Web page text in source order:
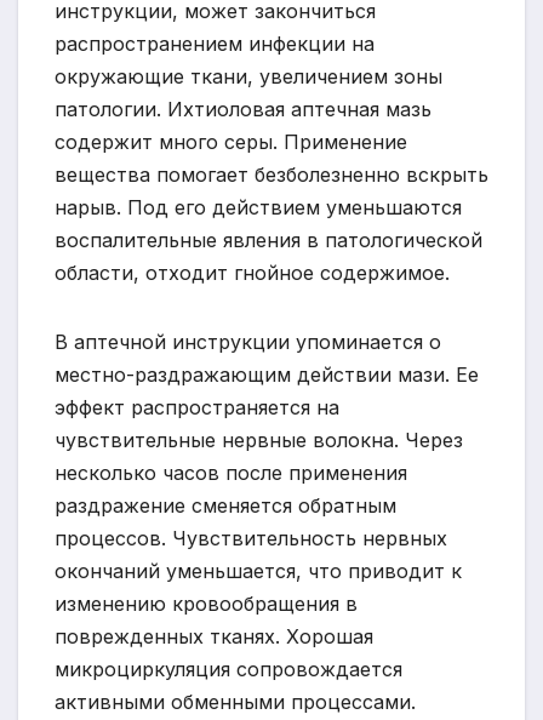
инструкции, может закончиться
распространением инфекции на
окружающие ткани, увеличением зоны
патологии. Ихтиоловая аптечная мазь
содержит много серы. Применение
вещества помогает безболезненно вскрыть
нарыв. Под его действием уменьшаются
воспалительные явления в патологической
области, отходит гнойное содержимое.
В аптечной инструкции упоминается о
местно-раздражающим действии мази. Ее
эффект распространяется на
чувствительные нервные волокна. Через
несколько часов после применения
раздражение сменяется обратным
процессов. Чувствительность нервных
окончаний уменьшается, что приводит к
изменению кровообращения в
поврежденных тканях. Хорошая
микроциркуляция сопровождается
активными обменными процессами.